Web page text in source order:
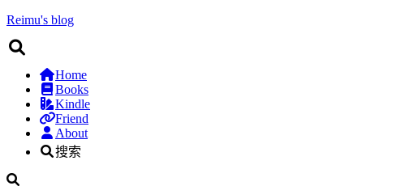
Reimu's blog
Home
Books
Kindle
Friend
About
搜索